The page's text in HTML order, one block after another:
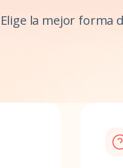
la mejor forma